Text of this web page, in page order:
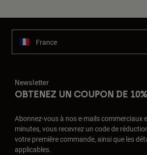
France
Newsletter
OBTENEZ UN COUPON DE 10%
Abonnez-vous à nos e-mails commerciaux
minutes, vous recevrez un code de
votre première commande, ainsi que les
applicables.